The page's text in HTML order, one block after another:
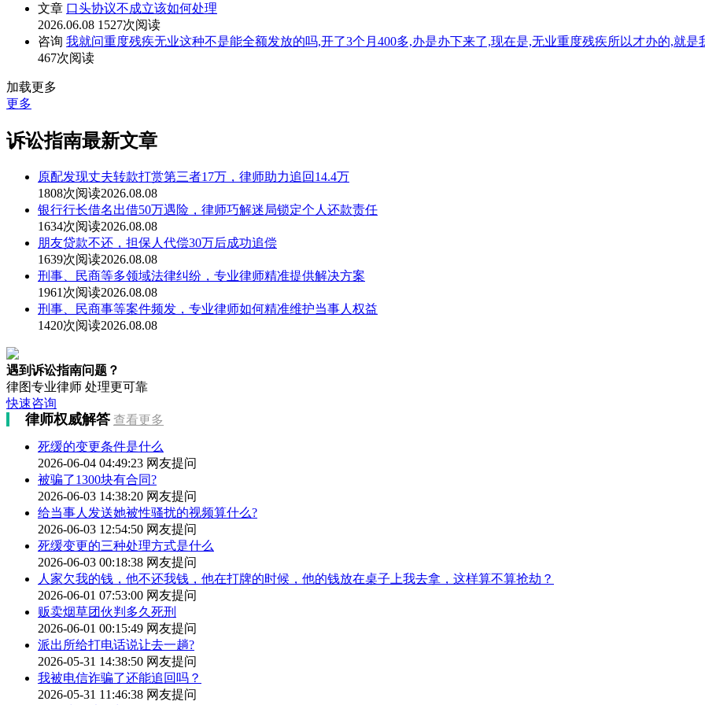
文章 口头协议不成立该如何处理
2026.06.08 1527次阅读
咨询 我就问重度残疾无业这种不是能全额发放的吗,开了3个月400多,办是办下来了,现在是,无业重度残疾所以才办的,就是
467次阅读
加载更多
更多
诉讼指南最新文章
原配发现丈夫转款打赏第三者17万，律师助力追回14.4万
1808次阅读2026.08.08
银行行长借名出借50万遇险，律师巧解迷局锁定个人还款责任
1634次阅读2026.08.08
朋友贷款不还，担保人代偿30万后成功追偿
1639次阅读2026.08.08
刑事、民商等多领域法律纠纷，专业律师精准提供解决方案
1961次阅读2026.08.08
刑事、民商事等案件频发，专业律师如何精准维护当事人权益
1420次阅读2026.08.08
遇到诉讼指南问题？
律图专业律师 处理更可靠
快速咨询
律师权威解答 查看更多
死缓的变更条件是什么
2026-06-04 04:49:23 网友提问
被骗了1300块有合同?
2026-06-03 14:38:20 网友提问
给当事人发送她被性骚扰的视频算什么?
2026-06-03 12:54:50 网友提问
死缓变更的三种处理方式是什么
2026-06-03 00:18:38 网友提问
人家欠我的钱，他不还我钱，他在打牌的时候，他的钱放在桌子上我去拿，这样算不算抢劫？
2026-06-01 07:53:00 网友提问
贩卖烟草团伙判多久死刑
2026-06-01 00:15:49 网友提问
派出所给打电话说让去一趟?
2026-05-31 14:38:50 网友提问
我被电信诈骗了还能追回吗？
2026-05-31 11:46:38 网友提问